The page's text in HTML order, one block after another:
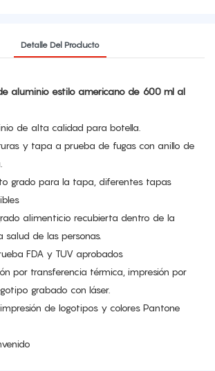
Detalle Del Producto
aluminio estilo americano de 600 ml al
de alta calidad para botella.
y tapa a prueba de fugas con anillo de
grado para la tapa, diferentes tapas
alimenticio recubierta dentro de la
salud de las personas.
FDA y TUV aprobados
por transferencia térmica, impresión por
grabado con láser.
de logotipos y colores Pantone